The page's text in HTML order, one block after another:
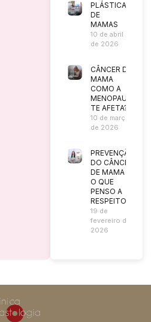
PLÁSTICA
DE
MAMAS
10 de abril
de 2026
CÂNCER DE
MAMA
COMO A
MENOPAUSA
TE AFETA?
10 de março
de 2026
PREVENÇÃO
DO CÂNCER
DE MAMA |
O QUE
PENSO A
RESPEITO?
19 de
fevereiro de
2026